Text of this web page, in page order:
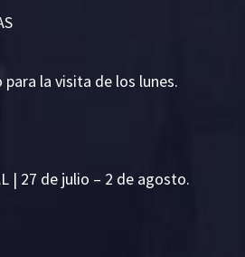
la visita de los lunes.
| 27 de julio – 2 de agosto.